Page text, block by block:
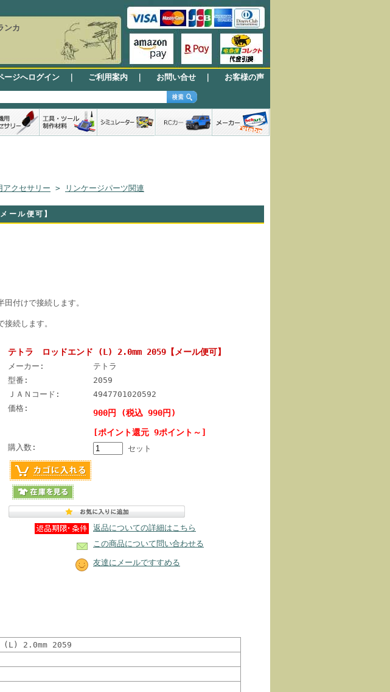
ンカ
ージへログイン ご利用案内 お問い合せ お客様の声
アクセサリー >
リンケージパーツ関連
ル便可】
付けで接続します。
続します。
テトラ ロッドエンド (L) 2.0mm 2059【メール便可】
メーカー:
テトラ
型番:
2059
ＪＡＮコード:
4947701020592
価格:
900円 (税込 990円)
[ポイント還元 9ポイント～]
購入数: セット
返品についての詳細はこちら
この商品について問い合わせる
友達にメールですすめる
(L) 2.0mm 2059